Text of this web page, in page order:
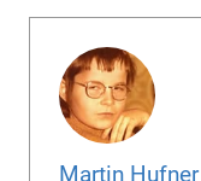
Martin Hufner